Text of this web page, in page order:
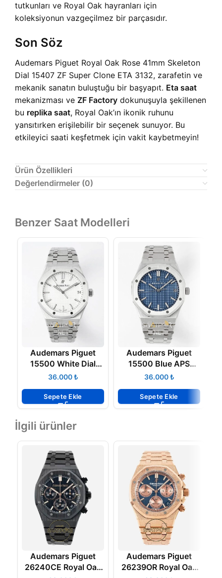
tutkunları ve Royal Oak hayranları için
koleksiyonun vazgeçilmez bir parçasıdır.
Son Söz
Audemars Piguet Royal Oak Rose 41mm Skeleton
Dial 15407 ZF Super Clone ETA 3132, zarafetin ve
mekanik sanatın buluştuğu bir başyapıt. Eta saat
mekanizması ve ZF Factory dokunuşuyla şekillenen
bu replika saat, Royal Oak’ın ikonik ruhunu
yansıtırken erişilebilir bir seçenek sunuyor. Bu
etkileyici saati keşfetmek için vakit kaybetmeyin!
Ürün Özellikleri
Değerlendirmeler (0)
Benzer Saat Modelleri
Audemars Piguet
15500 White Dial
APS Factory Super
₺
Sepete Ekle
Audemars Piguet
15500 Blue APS
Factory Super Clone
₺
Sepete Ekle
İlgili ürünler
Audemars Piguet
26240CE Royal Oak
Audemars Piguet
26239OR Royal Oak